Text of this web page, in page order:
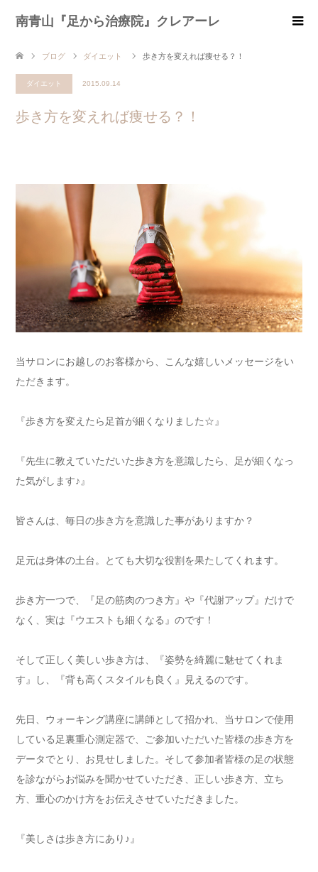
南青山『足から治療院』クレアーレ
ブログ ダイエット 歩き方を変えれば痩せる？！
ダイエット 2015.09.14
歩き方を変えれば痩せる？！
当サロンにお越しのお客様から、こんな嬉しいメッセージをい
ただきます。
『歩き方を変えたら足首が細くなりました☆』
『先生に教えていただいた歩き方を意識したら、足が細くなっ
た気がします♪』
皆さんは、毎日の歩き方を意識した事がありますか？
足元は身体の土台。とても大切な役割を果たしてくれます。
歩き方一つで、『足の筋肉のつき方』や『代謝アップ』だけで
なく、実は『ウエストも細くなる』のです！
そして正しく美しい歩き方は、『姿勢を綺麗に魅せてくれま
す』し、『背も高くスタイルも良く』見えるのです。
先日、ウォーキング講座に講師として招かれ、当サロンで使用
している足裏重心測定器で、ご参加いただいた皆様の歩き方を
データでとり、お見せしました。そして参加者皆様の足の状態
を診ながらお悩みを聞かせていただき、正しい歩き方、立ち
方、重心のかけ方をお伝えさせていただきました。
『美しさは歩き方にあり♪』